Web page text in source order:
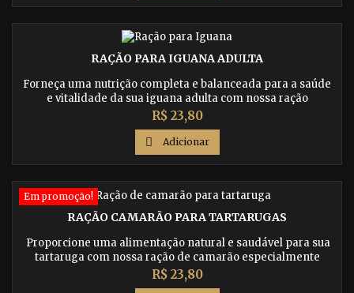
RAÇÃO PARA IGUANA ADULTA
Forneça uma nutrição completa e balanceada para a saúde
e vitalidade da sua iguana adulta com nossa ração
especialmente formulada.
Preço
R$ 23,80
 Adicionar
Em promoção!
RAÇÃO CAMARÃO PARA TARTARUGAS
Proporcione uma alimentação natural e saudável para sua
tartaruga com nossa ração de camarão especialmente
formulada. Compre agora e proporcione o melhor para seu
animal de estimação.
Preço
R$ 23,80